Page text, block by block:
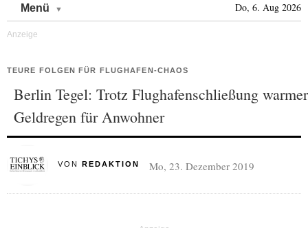
Menü Do, 6. Aug 2026
TEURE FOLGEN FÜR FLUGHAFEN-CHAOS
Berlin Tegel: Trotz Flughafenschließung warmer
Geldregen für Anwohner
VON REDAKTION Mo, 23. Dezember 2019